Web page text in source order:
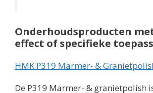
Onderhoudsproducten
effect of specifieke
HMK P319 Marmer- &
De P319 Marmer- & granietpolish